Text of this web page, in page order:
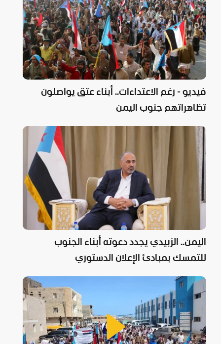
فيديو - رغم الاعتداءات.. أبناء عتق يواصلون
تظاهراتهم جنوب اليمن
اليمن.. الزبيدي يجدد دعوته أبناء الجنوب
للتمسك بمبادئ الإعلان الدستوري